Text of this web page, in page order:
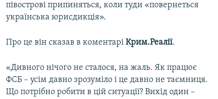
півострові припиняться, коли туди «повернеться
українська юрисдикція».
Про це він сказав в коментарі Крим.Реалії.
«Дивного нічого не сталося, на жаль. Як працює
ФСБ – усім давно зрозуміло і це давно не таємниця.
Що потрібно робити в цій ситуації? Вихід один –